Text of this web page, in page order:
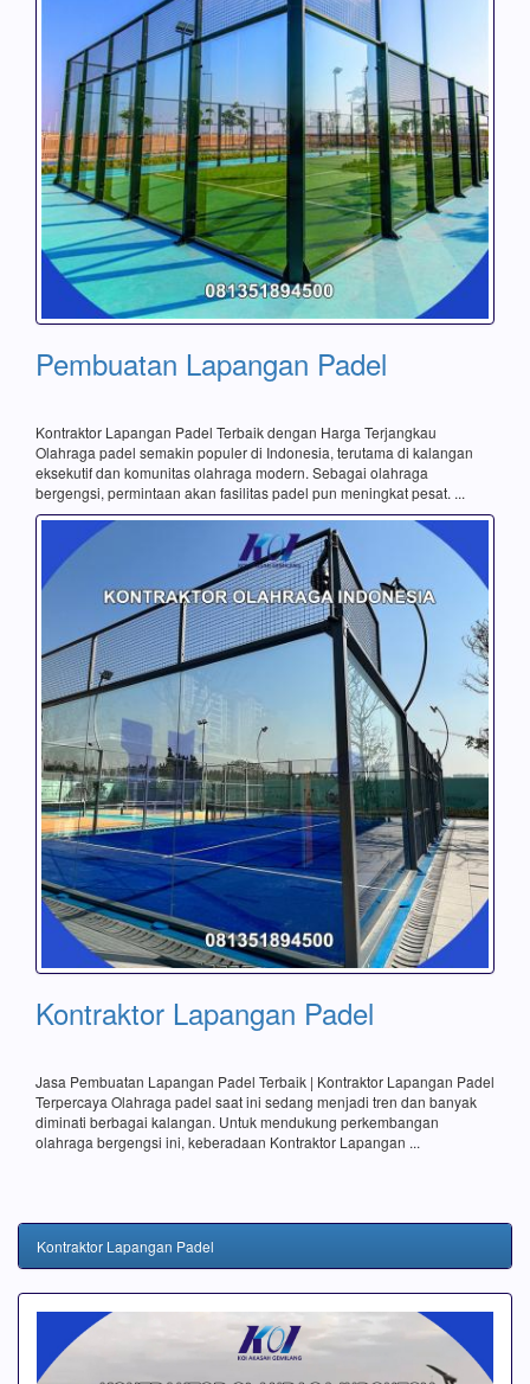
Pembuatan Lapangan Padel
Kontraktor Lapangan Padel Terbaik dengan Harga Terjangkau
Olahraga padel semakin populer di Indonesia, terutama di kalangan
eksekutif dan komunitas olahraga modern. Sebagai olahraga
bergengsi, permintaan akan fasilitas padel pun meningkat pesat. ...
Kontraktor Lapangan Padel
Jasa Pembuatan Lapangan Padel Terbaik | Kontraktor Lapangan Padel
Terpercaya Olahraga padel saat ini sedang menjadi tren dan banyak
diminati berbagai kalangan. Untuk mendukung perkembangan
olahraga bergengsi ini, keberadaan Kontraktor Lapangan ...
Kontraktor Lapangan Padel